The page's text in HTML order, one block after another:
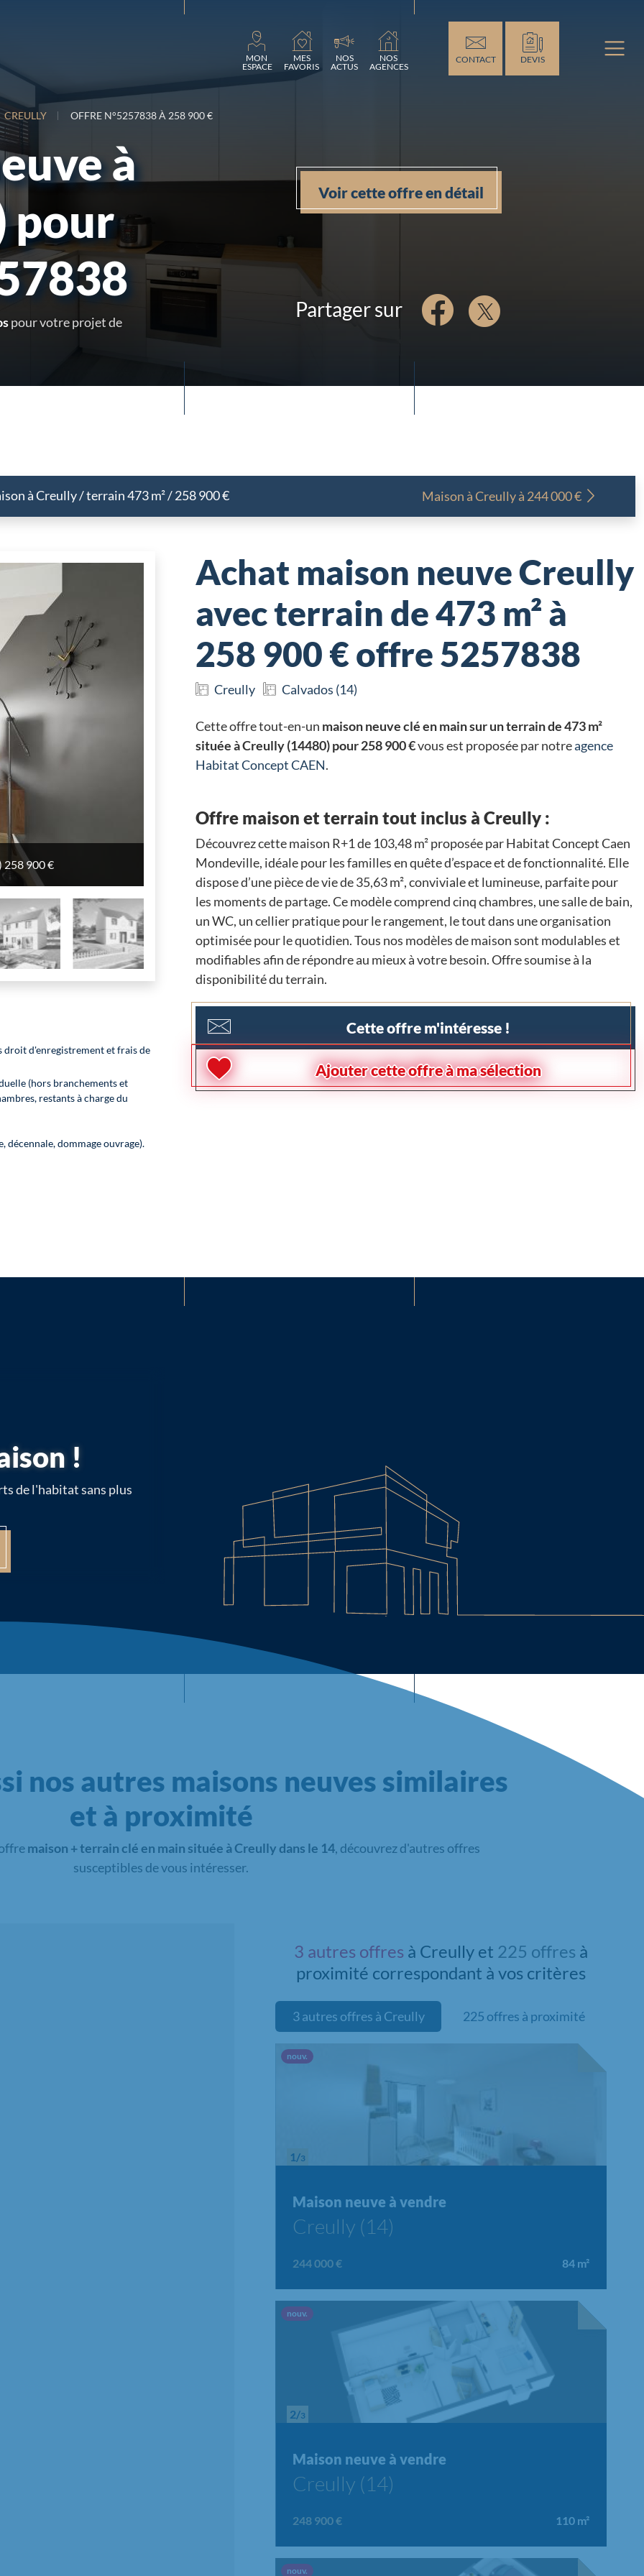
MON
ESPACE
Chargement...
MES
FAVORIS
NOS
ACTUS
NOS
AGENCES
CONTACT DEVIS
CREULLY OFFRE N°5257838 À 258 900 €
à
pour
pour votre projet de
Voir cette offre en détail
Partager sur
à Creully / terrain 473 m² / 258 900 € Maison àCreully à 244 000 €
Achat maison neuve Creully
avec terrain de 473 m² à
258 900 € offre 5257838
Creully Calvados (14)
Cette offre tout-en-un maison neuve clé en main sur un terrain de 473 m²
située à Creully (14480) pour 258 900 €vous est proposée par notreagence
Habitat Concept CAEN.
Offre maison et terrain tout inclus à Creully :
Découvrez cette maison R+1 de 103,48 m² proposée par Habitat Concept Caen
Mondeville, idéale pour les familles en quête d’espace et de fonctionnalité. Elle
dispose d’une pièce de vie de 35,63 m², conviviale et lumineuse, parfaite pour
les moments de partage. Ce modèle comprend cinq chambres, une salle de bain,
un WC, un cellier pratique pour le rangement, le tout dans une organisation
optimisée pour le quotidien. Tous nos modèles de maison sont modulables et
modifiables afin de répondre au mieux à votre besoin. Offre soumise à la
disponibilité du terrain.
Cette offre m'intéresse !
Ajouter cette offre à ma sélection
258 900 €
258 900 €
258 900 €
258 900 €
258 900 €
258 900 €
d'enregistrement et frais de
(hors branchements et
restants à charge du
décennale, dommage ouvrage).
!
de l'habitat sans plus
nos autres maisons neuves similaires
et à proximité
maison + terrain clé en main située à Creully dans le 14, découvrez d'autres offres
susceptibles de vous intéresser.
3 autres offres à Creully et 225 offres à
proximité correspondant à vos critères
Chargement...
3 autres offres à Creully 225 offres à proximité
1/3
Maison neuve à vendre
Creully (14)
244 000 € 84 m²
nouv. Nouvelle offre
2/3
Maison neuve à vendre
Creully (14)
248 900 € 110 m²
nouv. Nouvelle offre
nouv. Nouvelle offre